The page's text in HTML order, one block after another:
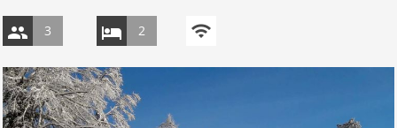
3 2